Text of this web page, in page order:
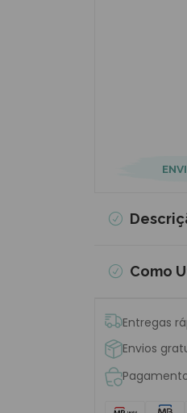
Como
Entregas
Envios